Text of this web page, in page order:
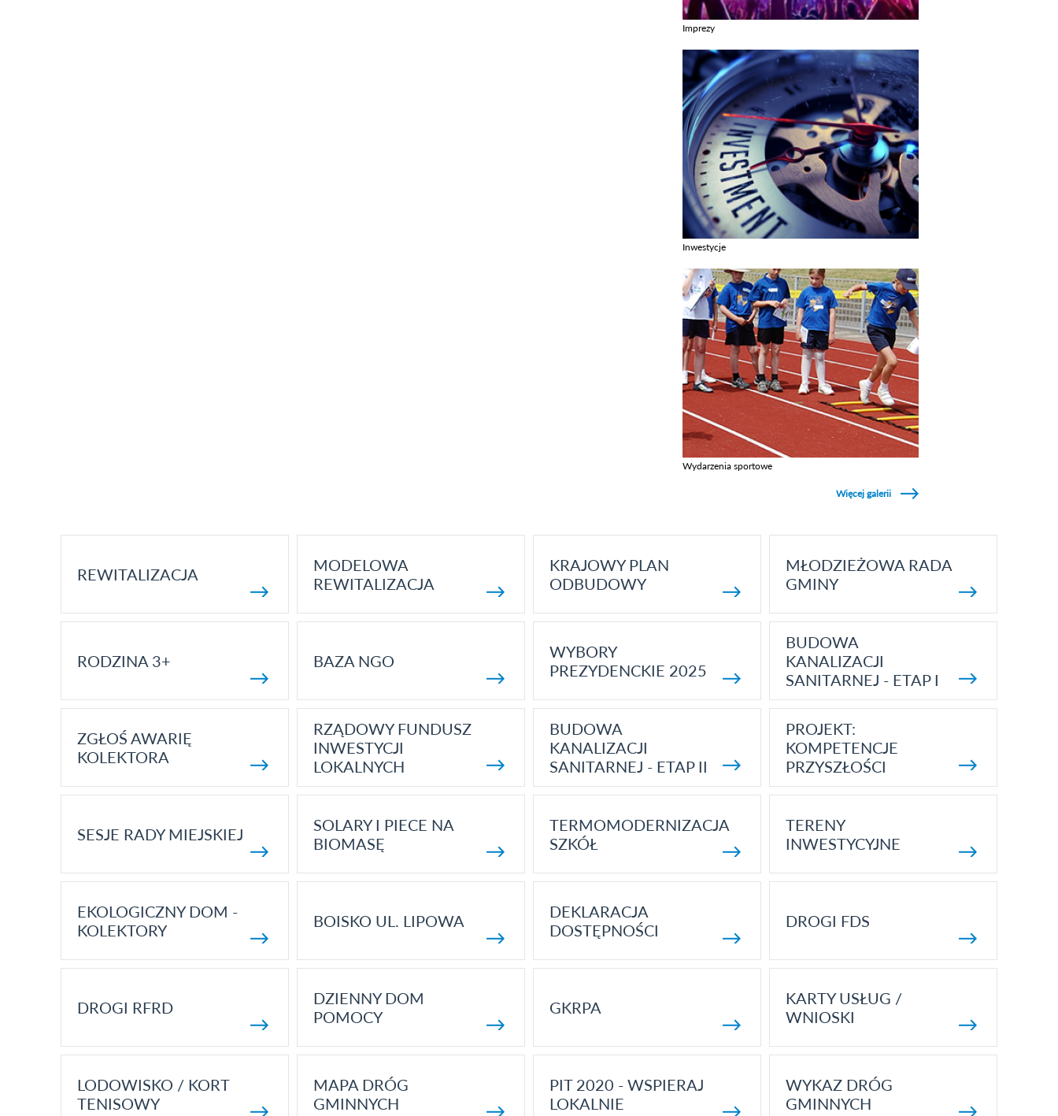
Imprezy
Inwestycje
Wydarzenia sportowe
Więcej galerii
REWITALIZACJA
MODELOWA
REWITALIZACJA
KRAJOWY PLAN
ODBUDOWY
MŁODZIEŻOWA RADA
GMINY
RODZINA 3+ BAZA NGO
WYBORY
PREZYDENCKIE 2025
BUDOWA
KANALIZACJI
SANITARNEJ - ETAP I
ZGŁOŚ AWARIĘ
KOLEKTORA
RZĄDOWY FUNDUSZ
INWESTYCJI
LOKALNYCH
BUDOWA
KANALIZACJI
SANITARNEJ - ETAP II
PROJEKT:
KOMPETENCJE
PRZYSZŁOŚCI
SESJE RADY MIEJSKIEJ
SOLARY I PIECE NA
BIOMASĘ
TERMOMODERNIZACJA
SZKÓŁ
TERENY
INWESTYCYJNE
EKOLOGICZNY DOM -
KOLEKTORY
BOISKO UL. LIPOWA
DEKLARACJA
DOSTĘPNOŚCI
DROGI FDS
DROGI RFRD
DZIENNY DOM
POMOCY
GKRPA
KARTY USŁUG /
WNIOSKI
LODOWISKO / KORT
TENISOWY
MAPA DRÓG
GMINNYCH
PIT 2020 - WSPIERAJ
LOKALNIE
WYKAZ DRÓG
GMINNYCH